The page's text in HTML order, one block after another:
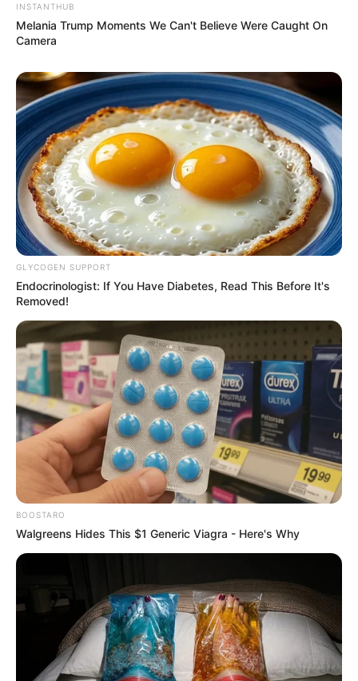
INSTANTHUB
Melania Trump Moments We Can't Believe Were Caught On
Camera
GLYCOGEN SUPPORT
Endocrinologist: If You Have Diabetes, Read This Before It's
Removed!
BOOSTARO
Walgreens Hides This $1 Generic Viagra - Here's Why